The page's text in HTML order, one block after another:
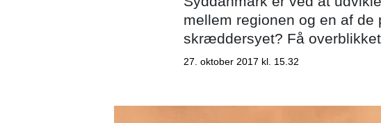
mellem regionen og en af
skræddersyet? Få
27. oktober 2017 kl. 15.32